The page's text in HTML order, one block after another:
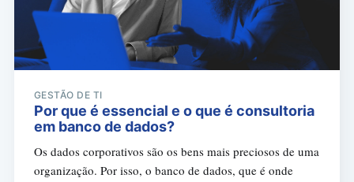
GESTÃO DE TI
Por que é essencial e o que é consultoria
em banco de dados?
Os dados corporativos são os bens mais preciosos de uma
organização. Por isso, o banco de dados, que é onde